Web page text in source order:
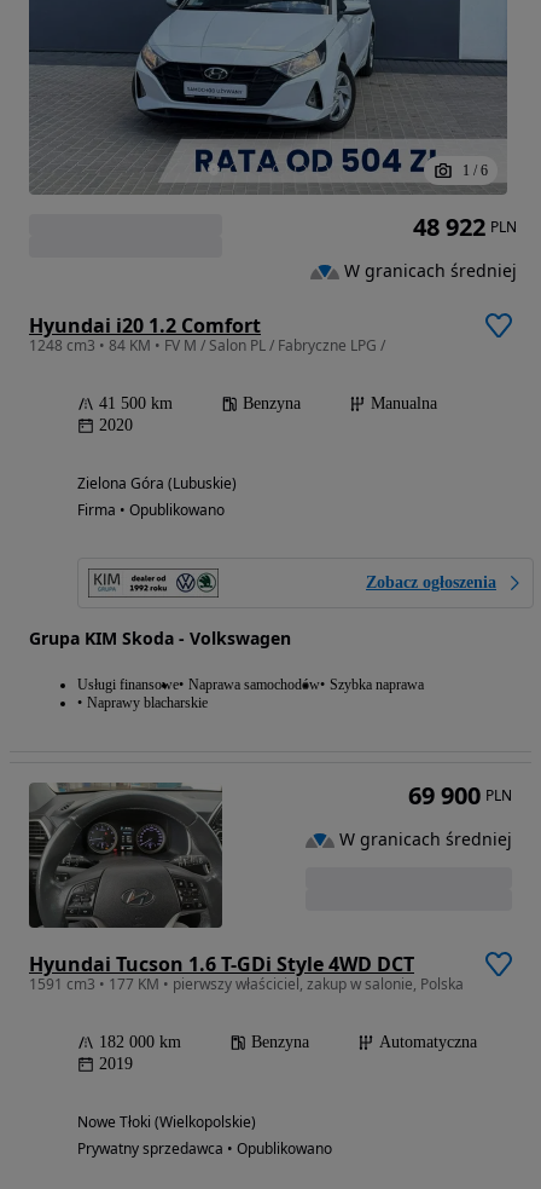
1 / 6
Hyundai i20 1.2 Comfort
1248 cm3 • 84 KM • FV M / Salon PL / Fabryczne LPG /
41 500 km Benzyna
Manualna
2020
Zielona Góra (Lubuskie)
Firma • Opublikowano
Zobacz ogłoszenia
Grupa KIM Skoda - Volkswagen
Usługi finansowe Naprawa samochodów Szybka naprawa
Naprawy blacharskie
48 922 PLN
W granicach średniej
Hyundai Tucson 1.6 T-GDi Style 4WD DCT
1591 cm3 • 177 KM • pierwszy właściciel, zakup w salonie, Polska
182 000 km Benzyna
Automatyczna
2019
Nowe Tłoki (Wielkopolskie)
Prywatny sprzedawca • Opublikowano
69 900 PLN
W granicach średniej